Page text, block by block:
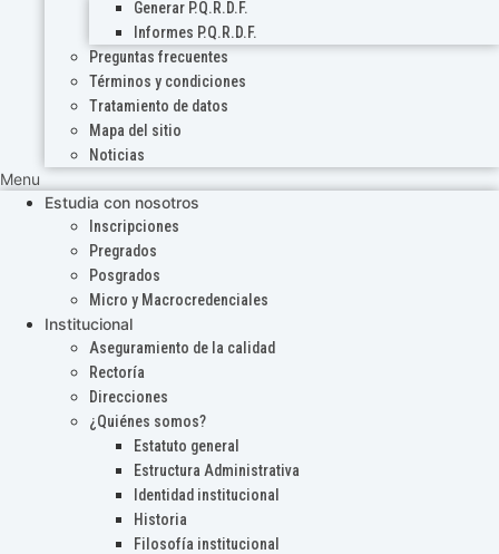
Generar P.Q.R.D.F.
Informes P.Q.R.D.F.
Preguntas frecuentes
Términos y condiciones
Tratamiento de datos
Mapa del sitio
Noticias
Menu
Estudia con nosotros
Inscripciones
Pregrados
Posgrados
Micro y Macrocredenciales
Institucional
Aseguramiento de la calidad
Rectoría
Direcciones
¿Quiénes somos?
Estatuto general
Estructura Administrativa
Identidad institucional
Historia
Filosofía institucional